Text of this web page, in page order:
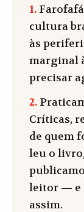
1.
cultura
às
marginal
precisar
2.
Críticas,
de quem
leu o
leitor — e
assim.